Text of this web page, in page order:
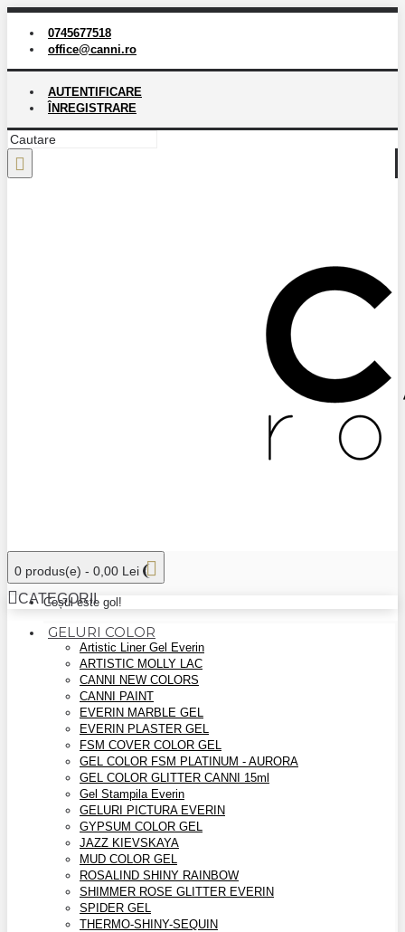
0745677518
office@canni.ro
AUTENTIFICARE
ÎNREGISTRARE
0 produs(e) - 0,00 Lei
Coșul este gol!
CATEGORII
GELURI COLOR
Artistic Liner Gel Everin
ARTISTIC MOLLY LAC
CANNI NEW COLORS
CANNI PAINT
EVERIN MARBLE GEL
EVERIN PLASTER GEL
FSM COVER COLOR GEL
GEL COLOR FSM PLATINUM - AURORA
GEL COLOR GLITTER CANNI 15ml
Gel Stampila Everin
GELURI PICTURA EVERIN
GYPSUM COLOR GEL
JAZZ KIEVSKAYA
MUD COLOR GEL
ROSALIND SHINY RAINBOW
SHIMMER ROSE GLITTER EVERIN
SPIDER GEL
THERMO-SHINY-SEQUIN